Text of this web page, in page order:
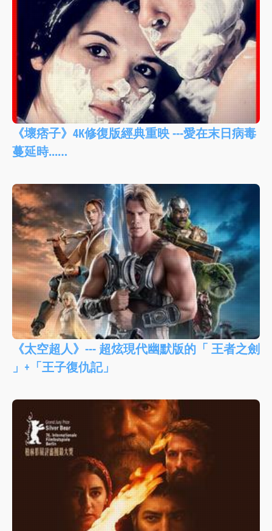
《壞痞子》4K修復版經典重映 ---愛在末日病毒
蔓延時...…
《太空超人》--- 超炫現代幽默版的「 王者之劍
」+「王子復仇記」